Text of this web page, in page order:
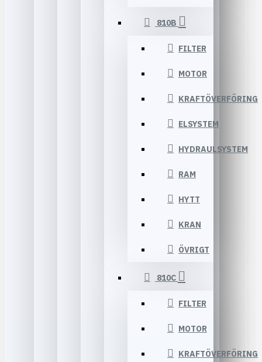
810B
FILTER
MOTOR
KRAFTÖVERFÖRING
ELSYSTEM
HYDRAULSYSTEM
RAM
HYTT
KRAN
ÖVRIGT
810C
FILTER
MOTOR
KRAFTÖVERFÖRING